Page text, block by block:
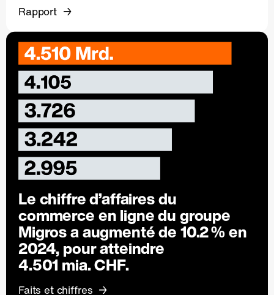
Rapport
Le chiffre d’affaires du
commerce en ligne du groupe
Migros a augmenté de10.2 %en
2024, pour atteindre
4.501 mia. CHF.
Faits et chiffres